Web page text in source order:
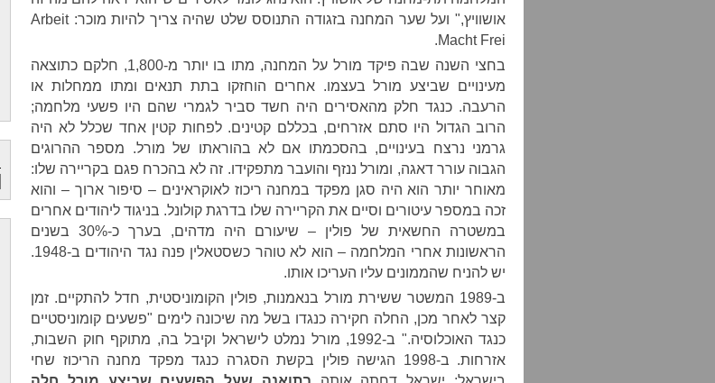
אושוויץ," ועל שער המחנה בזגודה התנוסס שלט שהיה צריך להיות מוכר: Arbeit
Macht Frei.
בחצי השנה שבה פיקד מורל על המחנה, מתו בו יותר מ-1,800, חלקם כתוצאה
מעינויים שביצע מורל בעצמו. אחרים הוחזקו בתת תנאים ומתו ממחלות או
הרעבה. כנגד חלק מהאסירים היה חשד סביר לגמרי שהם היו פשעי מלחמה;
הרוב הגדול היו סתם אזרחים, בכללם קטינים. לפחות קטין אחד שכלל לא היה
גרמני נרצח בעינויים, בהסכמתו אם לא בהוראתו של מורל. מספר ההרוגים
הגבוה עורר דאגה, ומורל ננזף והועבר מתפקידו. זה לא בהכרח פגם בקריירה שלו:
מאוחר יותר הוא היה סגן מפקד במחנה ריכוז לאוקראינים – סיפור ארוך – והוא
זכה במספר עיטורים וסיים את הקריירה שלו בדרגת קולונל. בניגוד ליהודים אחרים
במשטרה החשאית של פולין – שיעורם היה מדהים, בערך כ-30% בשנים
הראשונות אחרי המלחמה – הוא לא טוהר כשסטאלין פנה נגד היהודים ב-1948.
יש להניח שהממונים עליו העריכו אותו.
ב-1989 המשטר ששירת מורל בנאמנות, פולין הקומוניסטית, חדל להתקיים. זמן
קצר לאחר מכן, החלה חקירה כנגדו בשל מה שיכונה לימים "פשעים קומוניסטיים
כנגד האוכלוסיה." ב-1992, מורל נמלט לישראל וקיבל בה, מתוקף חוק השבות,
אזרחות. ב-1998 הגישה פולין בקשת הסגרה כנגד מפקד מחנה הריכוז שחי